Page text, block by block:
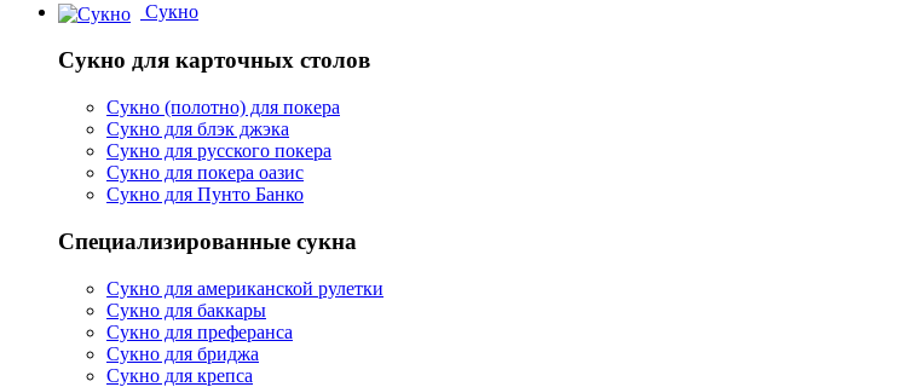
Сукно
Сукно для карточных столов
Сукно (полотно) для покера
Сукно для блэк джэка
Сукно для русского покера
Сукно для покера оазис
Сукно для Пунто Банко
Специализированные сукна
Сукно для американской рулетки
Сукно для баккары
Сукно для преферанса
Сукно для бриджа
Сукно для крепса